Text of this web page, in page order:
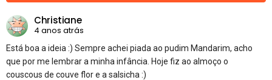
Christiane
4 anos atrás
Está boa a ideia :) Sempre achei piada ao pudim Mandarim, acho
que por me lembrar a minha infância. Hoje fiz ao almoço o
couscous de couve flor e a salsicha :)